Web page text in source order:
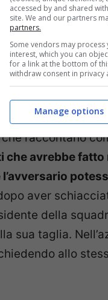
in NBA
reatest of all time,il
confrontarsi
raccontano
avrebbe fatto
aver
della
sua taglia.
allo
accessed by and shared
site. We and our partners
partners.
Some vendors may
interest, which you can
for a link at the bottom of
withdraw consent in privacy
Manage options